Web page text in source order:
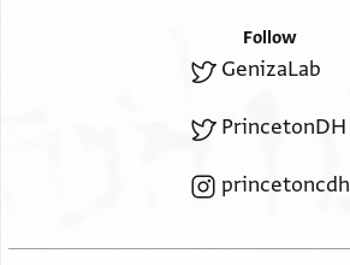
Follow
GenizaLab
PrincetonDH
princetoncdh